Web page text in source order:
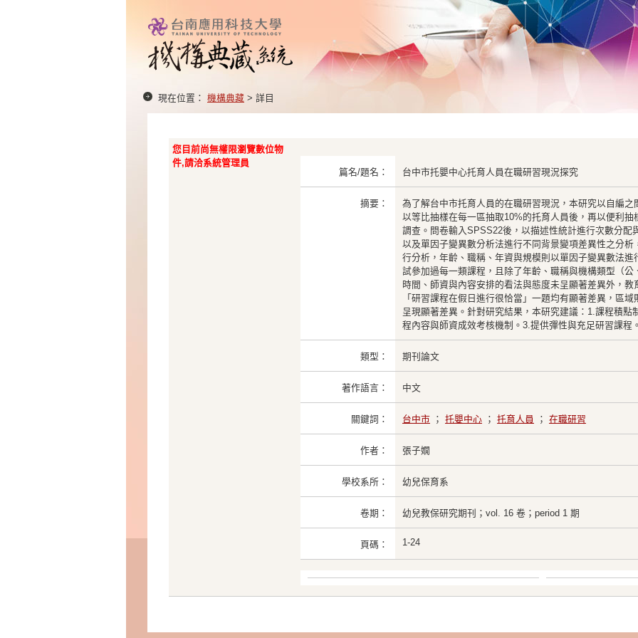
現在位置： 機構典藏 > 詳目
您目前尚無權限瀏覽數位物
件,請洽系統管理員
篇名/題名：
台中市托嬰中心托育人員在職研習現況探究
摘要：
為了解台中市托育人員的在職研習現況，本研究以自編
以等比抽樣在每一區抽取10%的托育人員後，再以便利
調查。問卷輸入SPSS22後，以描述性統計進行次數分配
以及單因子變異數分析法進行不同背景變項差異性之分
行分析，年齡、職稱、年資與規模則以單因子變異數法
試參加過每一類課程，且除了年齡、職稱與機構類型（
時間、師資與內容安排的看法與態度未呈顯著差異外，
「研習課程在假日進行很恰當」一題均有顯著差異，區
呈現顯著差異。針對研究結果，本研究建議：1.課程積點
程內容與師資成效考核機制。3.提供彈性與充足研習課程
類型： 期刊論文
著作語言： 中文
關鍵詞： 台中市 ； 托嬰中心 ； 托育人員 ； 在職研習
作者： 張子嫺
學校系所： 幼兒保育系
卷期： 幼兒教保研究期刊；vol. 16 卷；period 1 期
頁碼： 1-24